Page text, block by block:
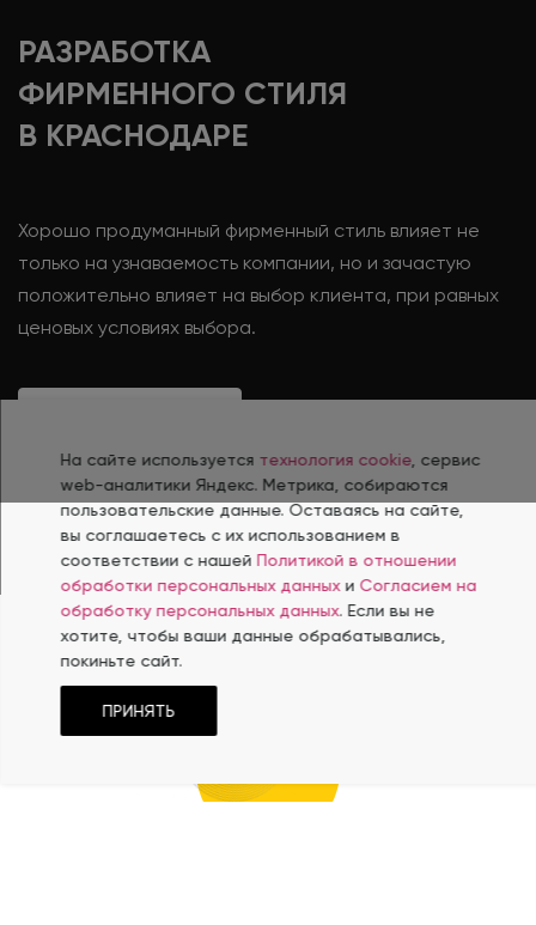
РАЗРАБОТКА
ФИРМЕННОГО СТИЛЯ
В КРАСНОДАРЕ
Хорошо продуманный фирменный стиль влияет не
только на узнаваемость компании, но и зачастую
положительно влияет на выбор клиента, при равных
ценовых условиях выбора.
ЗАКАЗАТЬ ЗВОНОК
С
На сайте используется технология cookie, сервис
web-аналитики Яндекс. Метрика, собираются
пользовательские данные. Оставаясь на сайте,
вы соглашаетесь с их использованием в
соответствии с нашей Политикой в отношении
обработки персональных данныхи Согласием на
обработку персональных данных. Если вы не
хотите, чтобы ваши данные обрабатывались,
покиньте сайт.
ПРИНЯТЬ